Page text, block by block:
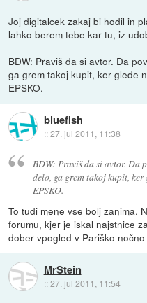
Joj digitalcek zakaj bi hodil in
lahko berem tebe kar tu, iz
BDW: Praviš da si avtor. Da
ga grem takoj kupit, ker glede
EPSKO.
bluefish
::27. jul 2011, 11:38
BDW: Praviš da si avtor. Da
delo, ga grem takoj kupit,
EPSKO.
To tudi mene vse bolj zanima.
forumu, kjer je iskal najstnice
dober vpogled v Pariško
MrStein
::27. jul 2011, 11:54